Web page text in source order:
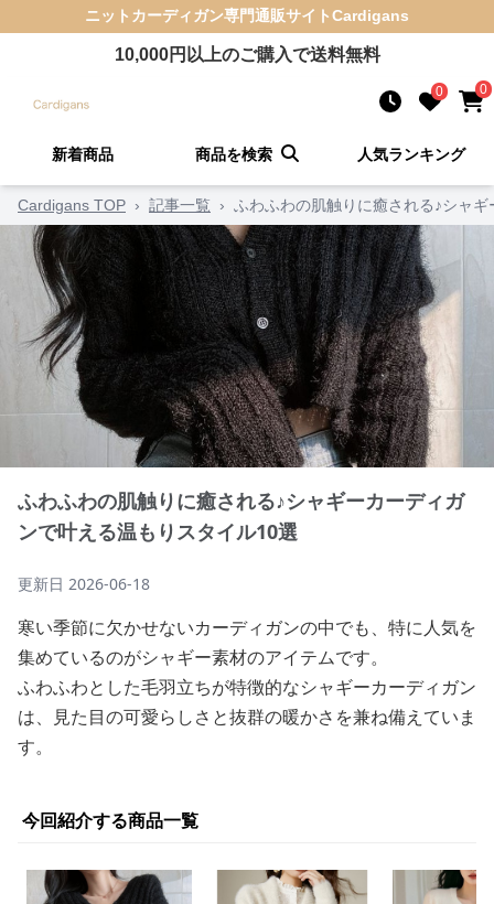
ニットカーディガン専門通販サイトCardigans
10,000円以上のご購入で送料無料
0 0
新着商品 商品を検索 人気ランキング
Cardigans TOP › 記事一覧 › ふわふわの肌触りに癒される♪シャ
ふわふわの肌触りに癒される♪シャギーカーディガ
ンで叶える温もりスタイル10選
更新日 2026-06-18
寒い季節に欠かせないカーディガンの中でも、特に人気を
集めているのがシャギー素材のアイテムです。
ふわふわとした毛羽立ちが特徴的なシャギーカーディガン
は、見た目の可愛らしさと抜群の暖かさを兼ね備えていま
す。
今回紹介する商品一覧